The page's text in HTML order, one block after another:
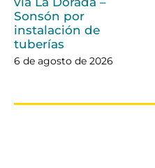
Sonsón por
instalación de
tuberías
6 de agosto de 2026